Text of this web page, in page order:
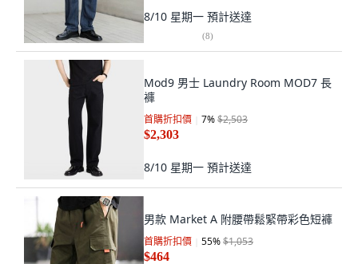
8/10 星期一 預計送達
(8)
Mod9 男士 Laundry Room MOD7 長
褲
首購折扣價 7%$2,503
$2,303
8/10 星期一 預計送達
男款 Market A 附腰帶鬆緊帶彩色短褲
首購折扣價 55%$1,053
$464